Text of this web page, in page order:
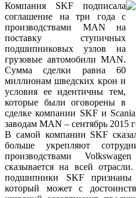
Компания SKF подписала
соглашение на три года с
производствами MAN на
поставку ступичных
подшипниковых узлов на
грузовые автомобили MAN.
Сумма сделки равна 60
миллионам шведских крон и
условия ее идентичны тем,
которые были оговорены в
сделке компании SKF и
заводам MAN – сентябрь 2015
В самой компании SKF
больше укрепляют
производствами
сказывается на всей
подшипники SKF признаны
который может с